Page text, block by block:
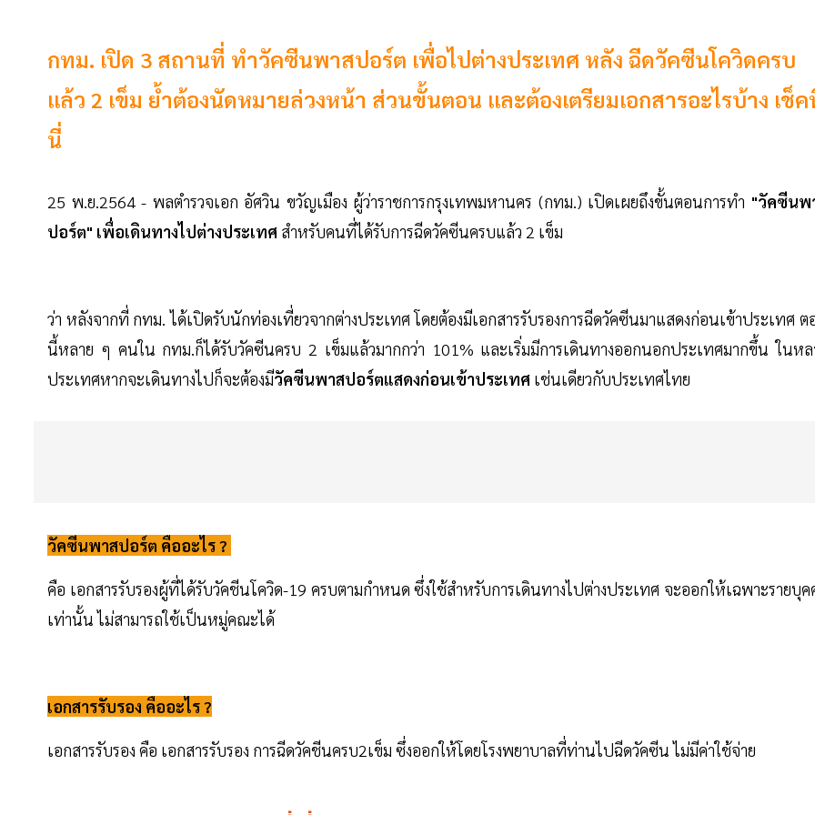
กทม. เปิด 3 สถานที่ ทำวัคซีนพาสปอร์ต เพื่อไปต่างประเทศ หลัง ฉีดวัคซีนโควิดครบ
แล้ว 2 เข็ม ย้ำต้องนัดหมายล่วงหน้า ส่วนขั้นตอน และต้องเตรียมเอกสารอะไรบ้าง เช็
นี่
25 พ.ย.2564 - พลตำรวจเอก อัศวิน ขวัญเมือง ผู้ว่าราชการกรุงเทพมหานคร (กทม.) เปิดเผยถึงขั้นตอนการทำ "วัคซีนพ
ปอร์ต" เพื่อเดินทางไปต่างประเทศ สำหรับคนที่ได้รับการฉีดวัคซีนครบแล้ว 2 เข็ม
ว่า หลังจากที่ กทม. ได้เปิดรับนักท่องเที่ยวจากต่างประเทศ โดยต้องมีเอกสารรับรองการฉีดวัคซีนมาแสดงก่อนเข้าประเทศ
นี้หลาย ๆ คนใน กทม.ก็ได้รับวัคซีนครบ 2 เข็มแล้วมากกว่า 101% และเริ่มมีการเดินทางออกนอกประเทศมากขึ้น ในหล
ประเทศหากจะเดินทางไปก็จะต้องมีวัคซีนพาสปอร์ตแสดงก่อนเข้าประเทศ เช่นเดียวกับประเทศไทย
วัคซีนพาสปอร์ต คืออะไร ?
คือ เอกสารรับรองผู้ที่ได้รับวัคชีนโควิด-19 ครบตามกำหนด ซึ่งใช้สำหรับการเดินทางไปต่างประเทศ จะออกให้เฉพาะรายบุ
เท่านั้น ไม่สามารถใช้เป็นหมู่คณะได้
เอกสารรับรอง คืออะไร ?
เอกสารรับรอง คือ เอกสารรับรอง การฉีดวัคชีนครบ2เข็ม ซึ่งออกให้โดยโรงพยาบาลที่ท่านไปฉีดวัคซีน ไม่มีค่าใช้จ่าย